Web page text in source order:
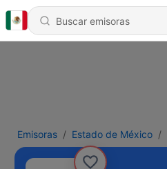
Emisoras Estado de México